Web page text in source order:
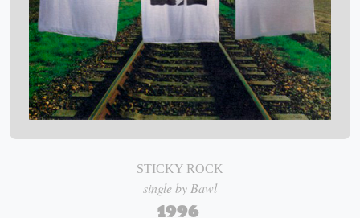
STICKY ROCK
single by Bawl
1996